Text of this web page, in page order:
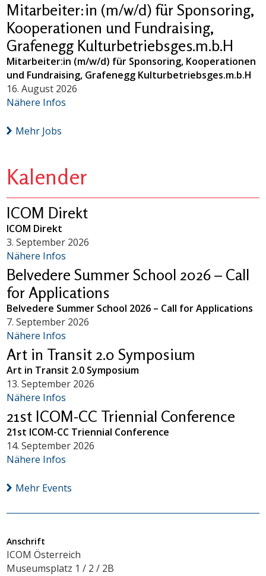
Mitarbeiter:in (m/w/d) für Sponsoring,
Kooperationen und Fundraising,
Grafenegg Kulturbetriebsges.m.b.H
Mitarbeiter:in (m/w/d) für Sponsoring, Kooperationen
und Fundraising, Grafenegg Kulturbetriebsges.m.b.H
16. August 2026
Nähere Infos
Mehr Jobs
Kalender
ICOM Direkt
ICOM Direkt
3. September 2026
Nähere Infos
Belvedere Summer School 2026 – Call
for Applications
Belvedere Summer School 2026 – Call for Applications
7. September 2026
Nähere Infos
Art in Transit 2.0 Symposium
Art in Transit 2.0 Symposium
13. September 2026
Nähere Infos
21st ICOM-CC Triennial Conference
21st ICOM-CC Triennial Conference
14. September 2026
Nähere Infos
Mehr Events
Anschrift
ICOM Österreich
Museumsplatz 1 / 2 / 2B